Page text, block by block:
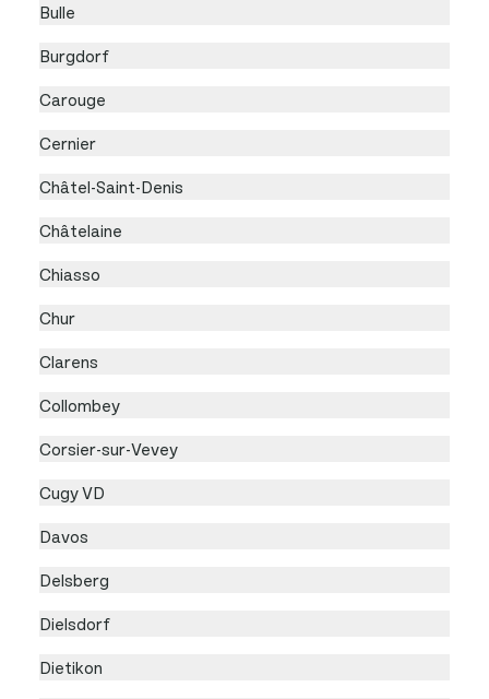
Bulle
Burgdorf
Carouge
Cernier
Châtel-Saint-Denis
Châtelaine
Chiasso
Chur
Clarens
Collombey
Corsier-sur-Vevey
Cugy VD
Davos
Delsberg
Dielsdorf
Dietikon